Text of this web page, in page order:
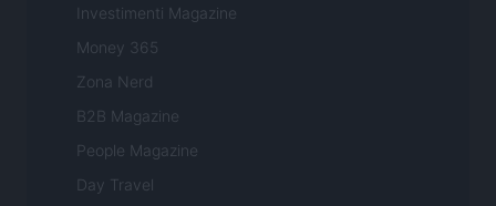
Investimenti Magazine
Money 365
Zona Nerd
B2B Magazine
People Magazine
Day Travel